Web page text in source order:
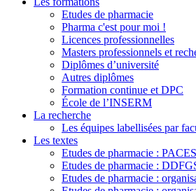
Etudes de pharmacie
Pharma c'est pour moi !
Licences professionnelles
Masters professionnels et
Diplômes d’université
Autres diplômes
Formation continue et DPC
École de l’INSERM
La recherche
Les équipes labellisées par
Les textes
Etudes de pharmacie : PACES
Etudes de pharmacie :
Etudes de pharmacie :